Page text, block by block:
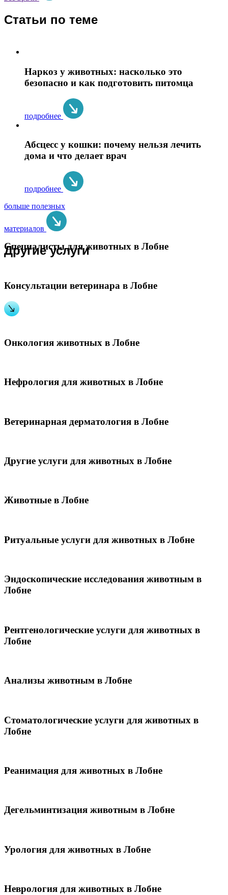
Статьи по теме
Наркоз у животных: насколько это
безопасно и как подготовить питомца
подробнее
Абсцесс у кошки: почему нельзя лечить
дома и что делает врач
подробнее
больше полезных
материалов
Другие услуги
Специалисты для животных в Лобне
Консультации ветеринара в Лобне
Онкология животных в Лобне
Нефрология для животных в Лобне
Ветеринарная дерматология в Лобне
Другие услуги для животных в Лобне
Животные в Лобне
Ритуальные услуги для животных в Лобне
Эндоскопические исследования животным в
Лобне
Рентгенологические услуги для животных в
Лобне
Анализы животным в Лобне
Стоматологические услуги для животных в
Лобне
Реанимация для животных в Лобне
Дегельминтизация животным в Лобне
Урология для животных в Лобне
Неврология для животных в Лобне